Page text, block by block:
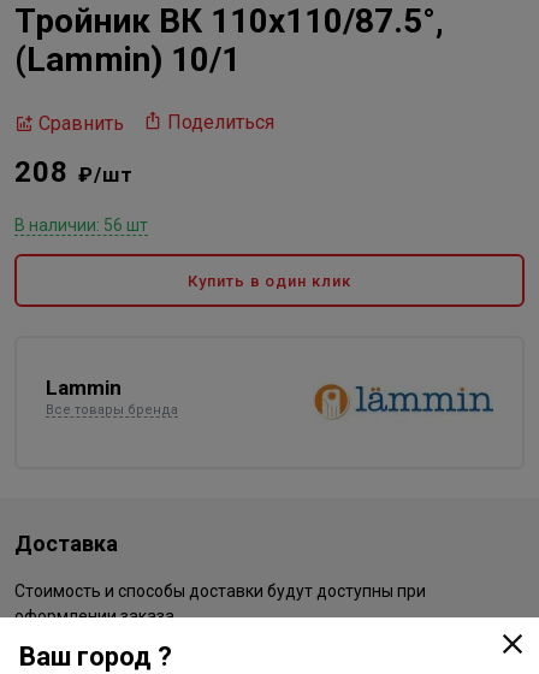
Тройник ВК 110х110/87.5°,
(Lammin) 10/1
Сравнить Поделиться
208 ₽/шт
В наличии: 56 шт
Купить в один клик
Lammin
Все товары бренда
Доставка
Стоимость и способы доставки будут доступны при
оформлении заказа.
Ваш город ?